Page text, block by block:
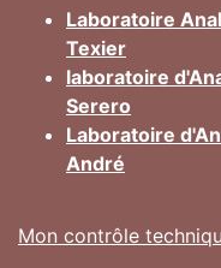
Laboratoire
Texier
laboratoire
Serero
Laboratoire
André
Mon contrôle